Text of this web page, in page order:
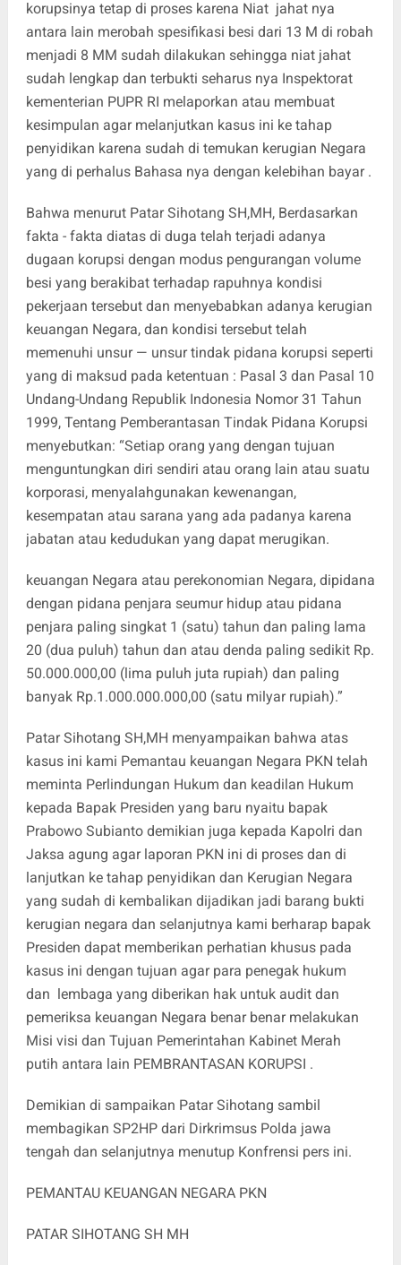
korupsinya tetap di proses karena Niat jahat nya
antara lain merobah spesifikasi besi dari 13 M di robah
menjadi 8 MM sudah dilakukan sehingga niat jahat
sudah lengkap dan terbukti seharus nya Inspektorat
kementerian PUPR RI melaporkan atau membuat
kesimpulan agar melanjutkan kasus ini ke tahap
penyidikan karena sudah di temukan kerugian Negara
yang di perhalus Bahasa nya dengan kelebihan bayar .
Bahwa menurut Patar Sihotang SH,MH, Berdasarkan
fakta - fakta diatas di duga telah terjadi adanya
dugaan korupsi dengan modus pengurangan volume
besi yang berakibat terhadap rapuhnya kondisi
pekerjaan tersebut dan menyebabkan adanya kerugian
keuangan Negara, dan kondisi tersebut telah
memenuhi unsur — unsur tindak pidana korupsi seperti
yang di maksud pada ketentuan : Pasal 3 dan Pasal 10
Undang-Undang Republik Indonesia Nomor 31 Tahun
1999, Tentang Pemberantasan Tindak Pidana Korupsi
menyebutkan: “Setiap orang yang dengan tujuan
menguntungkan diri sendiri atau orang lain atau suatu
korporasi, menyalahgunakan kewenangan,
kesempatan atau sarana yang ada padanya karena
jabatan atau kedudukan yang dapat merugikan.
keuangan Negara atau perekonomian Negara, dipidana
dengan pidana penjara seumur hidup atau pidana
penjara paling singkat 1 (satu) tahun dan paling lama
20 (dua puluh) tahun dan atau denda paling sedikit Rp.
50.000.000,00 (lima puluh juta rupiah) dan paling
banyak Rp.1.000.000.000,00 (satu milyar rupiah).”
Patar Sihotang SH,MH menyampaikan bahwa atas
kasus ini kami Pemantau keuangan Negara PKN telah
meminta Perlindungan Hukum dan keadilan Hukum
kepada Bapak Presiden yang baru nyaitu bapak
Prabowo Subianto demikian juga kepada Kapolri dan
Jaksa agung agar laporan PKN ini di proses dan di
lanjutkan ke tahap penyidikan dan Kerugian Negara
yang sudah di kembalikan dijadikan jadi barang bukti
kerugian negara dan selanjutnya kami berharap bapak
Presiden dapat memberikan perhatian khusus pada
kasus ini dengan tujuan agar para penegak hukum
dan lembaga yang diberikan hak untuk audit dan
pemeriksa keuangan Negara benar benar melakukan
Misi visi dan Tujuan Pemerintahan Kabinet Merah
putih antara lain PEMBRANTASAN KORUPSI .
Demikian di sampaikan Patar Sihotang sambil
membagikan SP2HP dari Dirkrimsus Polda jawa
tengah dan selanjutnya menutup Konfrensi pers ini.
PEMANTAU KEUANGAN NEGARA PKN
PATAR SIHOTANG SH MH